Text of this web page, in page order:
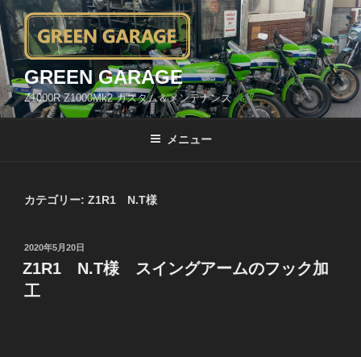
コ
ン
テ
ン
ツ
へ
GREEN GARAGE
Z1000R Z1000Mk2 カスタム＆メンテナンス
メニュー
カテゴリー: Z1R1 N.T様
投
稿
日:
2020年5月20日
Z1R1 N.T様 スイングアームのフック加
工